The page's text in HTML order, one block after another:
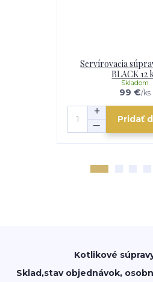
Servírovacia
BLACK 12
99 €/ks
Skladom
Pridať
Kotlikové
Sklad,stav objednávok,